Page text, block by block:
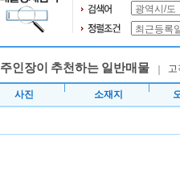
주인장이 추천하는 일반매물 고
사진 소재지